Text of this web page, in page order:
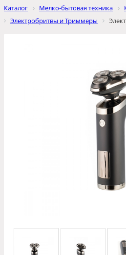
Каталог Мелко-бытовая техника
Электробритвы и Триммеры